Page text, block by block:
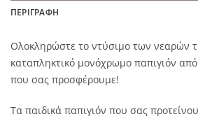
ΠΕΡΙΓΡΑΦΉ
Ολοκληρώστε το ντύσιμο των νεαρών
καταπληκτικό μονόχρωμο παπιγιόν
που σας προσφέρουμε!
Τα παιδικά παπιγιόν που σας